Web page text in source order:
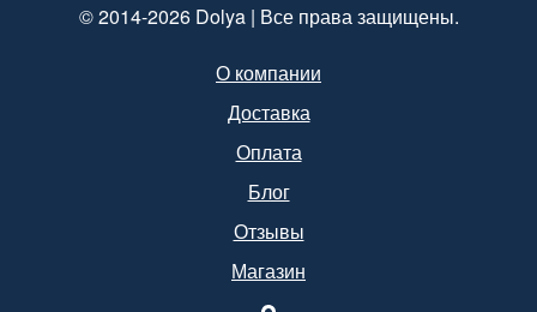
© 2014-2026 Dolya | Все права защищены.
О компании
Доставка
Оплата
Блог
Отзывы
Магазин